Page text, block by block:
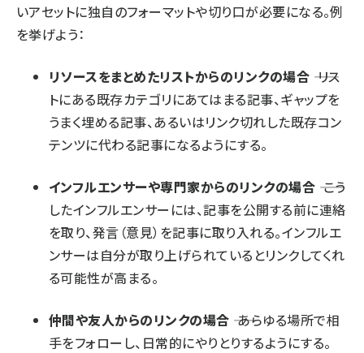
いアセットに独自のフォーマットや切り口が必要になる。例
を挙げよう：
リソースをまとめたリストからのリンクの場合 ―― リス
トにある既存カテゴリにあてはまる記事、ギャップを
うまく埋める記事、あるいはリンク切れした既存コン
テンツに代わる記事になるようにする。
インフルエンサーや専門家からのリンクの場合 ―― こう
したインフルエンサーには、記事を公開する前に連絡
を取り、発言（意見）を記事に取り入れる。インフルエ
ンサーは自分が取り上げられているとリンクしてくれ
る可能性が高まる。
仲間や友人からのリンクの場合 ―― あらゆる場所で相
手をフォローし、日常的にやりとりするようにする。